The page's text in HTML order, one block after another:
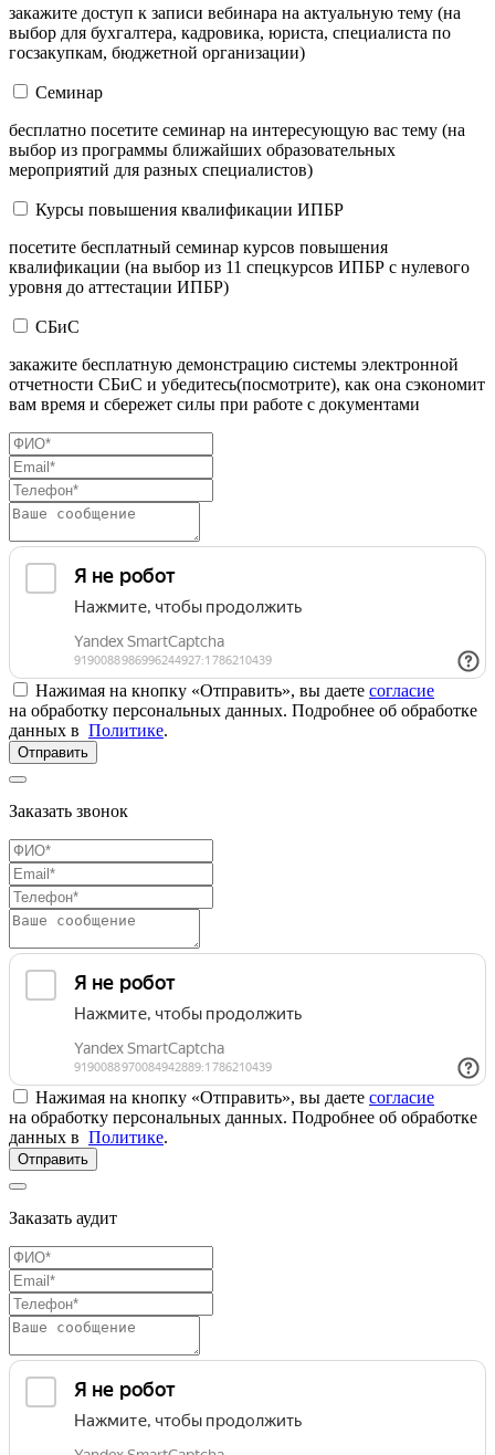
закажите доступ к записи вебинара на актуальную тему (на
выбор для бухгалтера, кадровика, юриста, специалиста по
госзакупкам, бюджетной организации)
Семинар
бесплатно посетите семинар на интересующую вас тему (на
выбор из программы ближайших образовательных
мероприятий для разных специалистов)
Курсы повышения квалификации ИПБР
посетите бесплатный семинар курсов повышения
квалификации (на выбор из 11 спецкурсов ИПБР с нулевого
уровня до аттестации ИПБР)
СБиС
закажите бесплатную демонстрацию системы электронной
отчетности СБиС и убедитесь(посмотрите), как она сэкономит
вам время и сбережет силы при работе с документами
Нажимая на кнопку «Отправить», вы даете согласие
на обработку персональных данных. Подробнее об обработке
данных в Политике.
Отправить
Заказать звонок
Нажимая на кнопку «Отправить», вы даете согласие
на обработку персональных данных. Подробнее об обработке
данных в Политике.
Отправить
Заказать аудит